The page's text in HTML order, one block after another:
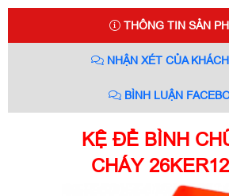
THÔNG TIN SẢN
NHẬN XÉT CỦA
BÌNH LUẬN
KỆ ĐỂ BÌNH
CHÁY